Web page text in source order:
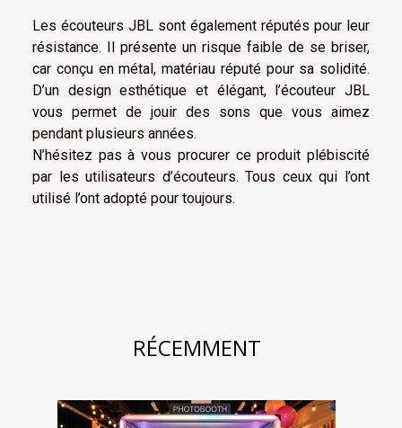
Les écouteurs JBL sont également réputés pour leur
résistance. Il présente un risque faible de se briser,
car conçu en métal, matériau réputé pour sa solidité.
D’un design esthétique et élégant, l’écouteur JBL
vous permet de jouir des sons que vous aimez
pendant plusieurs années.
N’hésitez pas à vous procurer ce produit plébiscité
par les utilisateurs d’écouteurs. Tous ceux qui l’ont
utilisé l’ont adopté pour toujours.
RÉCEMMENT